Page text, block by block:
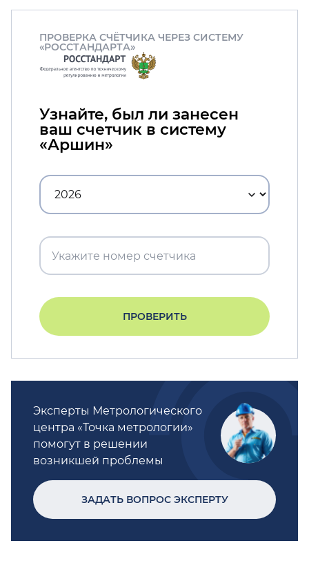
ПРОВЕРКА СЧЁТЧИКА ЧЕРЕЗ СИСТЕМУ
«РОССТАНДАРТА»
Узнайте, был ли занесен
ваш счетчик в систему
«Аршин»
ПРОВЕРИТЬ
Эксперты Метрологического
центра «Точка метрологии»
помогут в решении
возникшей проблемы
ЗАДАТЬ ВОПРОС ЭКСПЕРТУ